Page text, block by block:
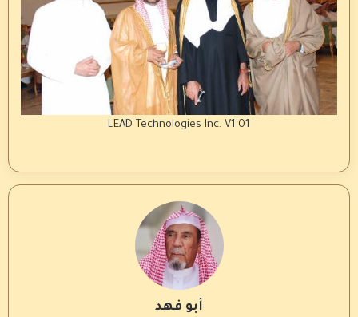
LEAD Technologies Inc. V1.01
أبو فهد